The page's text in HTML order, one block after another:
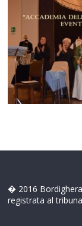
� 2016
registrata al